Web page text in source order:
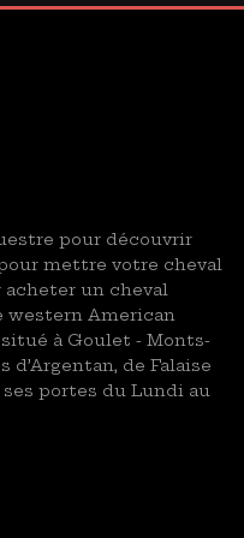
pour découvrir
mettre votre cheval
acheter un cheval
western American
à Goulet - Monts-
d’Argentan, de Falaise
portes du Lundi au